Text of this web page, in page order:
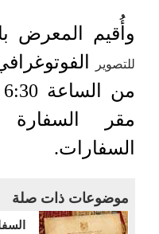
وأُقيم المعرض
للتصوير
مقر
السفارات.
موضوعات ذات صلة